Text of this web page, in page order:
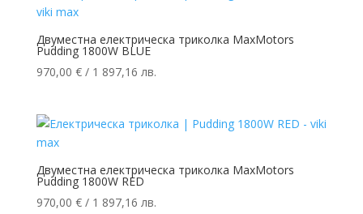
Двуместна електрическа триколка MaxMotors
Pudding 1800W BLUE
970,00 €/ 1 897,16 лв.
Двуместна електрическа триколка MaxMotors
Pudding 1800W RED
970,00 €/ 1 897,16 лв.